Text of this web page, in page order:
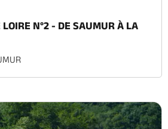
LOIRE N°2 - DE SAUMUR À LA